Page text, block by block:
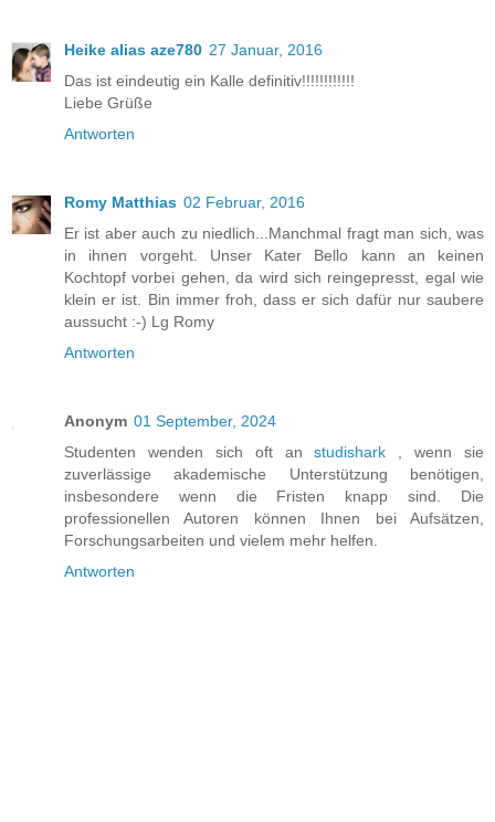
Heike alias aze780 27 Januar, 2016
Das ist eindeutig ein Kalle definitiv!!!!!!!!!!!!
Liebe Grüße
Antworten
Romy Matthias 02 Februar, 2016
Er ist aber auch zu niedlich...Manchmal fragt man sich, was
in ihnen vorgeht. Unser Kater Bello kann an keinen
Kochtopf vorbei gehen, da wird sich reingepresst, egal wie
klein er ist. Bin immer froh, dass er sich dafür nur saubere
aussucht :-) Lg Romy
Antworten
Anonym 01 September, 2024
Studenten wenden sich oft anstudishark
, wenn sie
zuverlässige akademische Unterstützung benötigen,
insbesondere wenn die Fristen knapp sind. Die
professionellen Autoren können Ihnen bei Aufsätzen,
Forschungsarbeiten und vielem mehr helfen.
Antworten